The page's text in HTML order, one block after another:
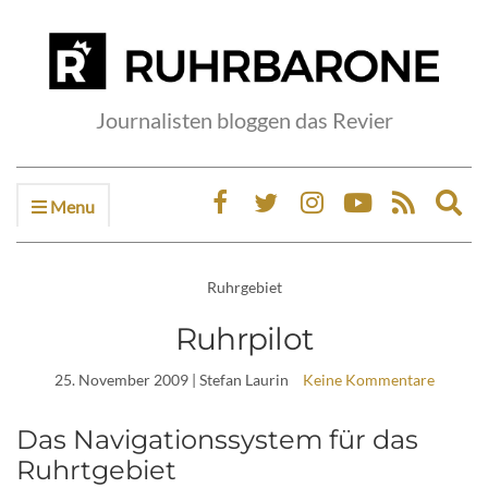
Journalisten bloggen das Revier
Menu
Ruhrgebiet
Ruhrpilot
25. November 2009| Stefan Laurin Keine Kommentare
Das Navigationssystem für das
Ruhrtgebiet